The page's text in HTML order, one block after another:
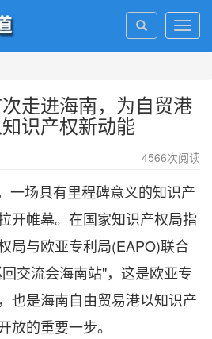
走进海南，为自贸港
识产权新动能
4566次阅读
场具有里程碑意义的知识产
开帷幕。在国家知识产权局指
局与欧亚专利局(EAPO)联合
交流会海南站"，这是欧亚专
也是海南自由贸易港以知识产
放的重要一步。